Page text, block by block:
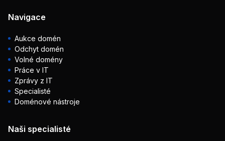
Navigace
Aukce domén
Odchyt domén
Volné domény
Práce v IT
Zprávy z IT
Specialisté
Doménové nástroje
Naši specialisté